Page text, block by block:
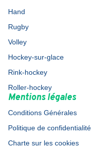
Hand
Rugby
Volley
Hockey-sur-glace
Rink-hockey
Roller-hockey
Mentions légales
Conditions Générales
Politique de confidentialité
Charte sur les cookies